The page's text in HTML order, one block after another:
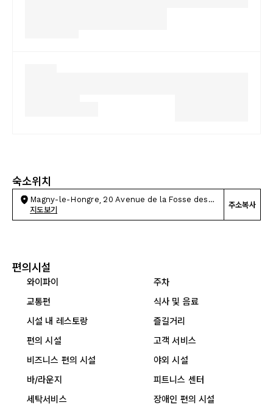
숙소위치
Magny-le-Hongre, 20 Avenue de la Fosse des
Pressoirs
지도보기
주소복사
편의시설
와이파이
주차
교통편
식사 및 음료
시설 내 레스토랑
즐길거리
편의 시설
고객 서비스
비즈니스 편의 시설
야외 시설
바/라운지
피트니스 센터
세탁서비스
장애인 편의 시설